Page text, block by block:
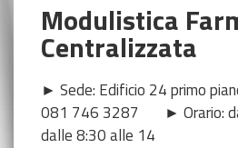
Modulistica
Centralizzata
► Sede: Edificio 24 primo
081 746 3287 ► Orario:
dalle 8:30 alle 14